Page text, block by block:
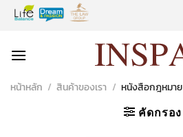
Skip
หน้าหลัก / สินค้าของเรา / หนังสือกฎหมาย
คัดกรอง